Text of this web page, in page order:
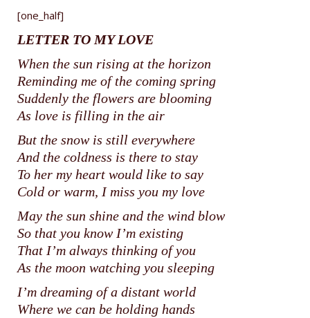
[one_half]
LETTER TO MY LOVE
When the sun rising at the horizon
Reminding me of the coming spring
Suddenly the flowers are blooming
As love is filling in the air
But the snow is still everywhere
And the coldness is there to stay
To her my heart would like to say
Cold or warm, I miss you my love
May the sun shine and the wind blow
So that you know I’m existing
That I’m always thinking of you
As the moon watching you sleeping
I’m dreaming of a distant world
Where we can be holding hands